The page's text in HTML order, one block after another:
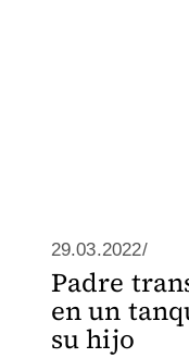
29.03.2022/
Padre
en un
su hijo